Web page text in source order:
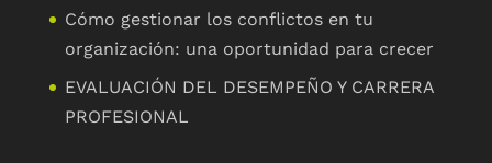
Cómo gestionar los conflictos en tu
organización: una oportunidad para crecer
EVALUACIÓN DEL DESEMPEÑO Y CARRERA
PROFESIONAL